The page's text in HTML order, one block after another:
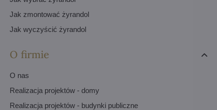
Jak zmontować żyrandol
Jak wyczyścić żyrandol
O firmie
O nas
Realizacja projektów - domy
Realizacja projektów - budynki publiczne